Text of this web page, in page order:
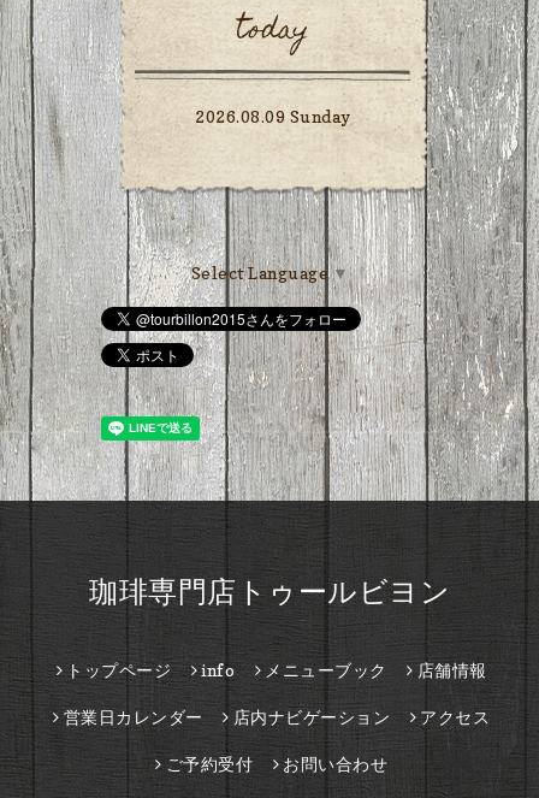
today
2026.08.09 Sunday
Select Language▼
珈琲専門店トゥールビヨン
トップページ info メニューブック 店舗情報
営業日カレンダー 店内ナビゲーション アクセス
ご予約受付 お問い合わせ